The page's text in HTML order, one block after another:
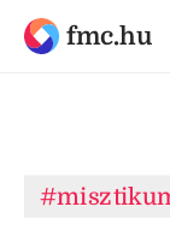
fmc.hu